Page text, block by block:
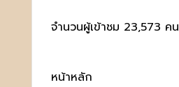
จำนวนผู้เข้าชม 23,573 คน
หน้าหลัก